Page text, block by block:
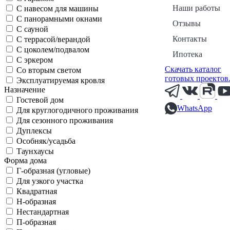
Наши работы
Отзывы
Контакты
Ипотека
Скачать каталог
готовых
WhatsApp
С навесом для машины
С панорамными окнами
С сауной
С террасой/верандой
С цоколем/подвалом
С эркером
Со вторым светом
Эксплуатируемая кровля
Назначение
Гостевой дом
Для круглогодичного проживания
Для сезонного проживания
Дуплексы
Особняк/усадьба
Таунхаусы
Форма дома
Г-образная (угловые)
Для узкого участка
Квадратная
Н-образная
Нестандартная
П-образная